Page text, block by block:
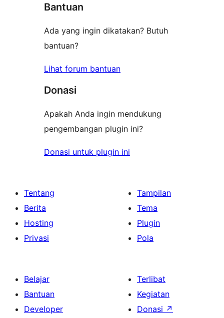
Bantuan
Ada yang ingin dikatakan? Butuh
bantuan?
Lihat forum bantuan
Donasi
Apakah Anda ingin mendukung
pengembangan plugin ini?
Donasi untuk plugin ini
Tentang
Berita
Hosting
Privasi
Tampilan
Tema
Plugin
Pola
Belajar
Bantuan
Developer
Terlibat
Kegiatan
Donasi ↗